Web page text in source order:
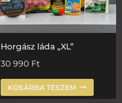
Horgász láda „XL”
30 990 Ft
KOSÁRBA TESZEM